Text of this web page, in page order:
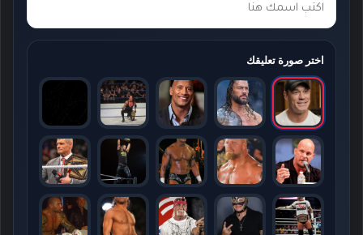
اختر صورة تعليقك